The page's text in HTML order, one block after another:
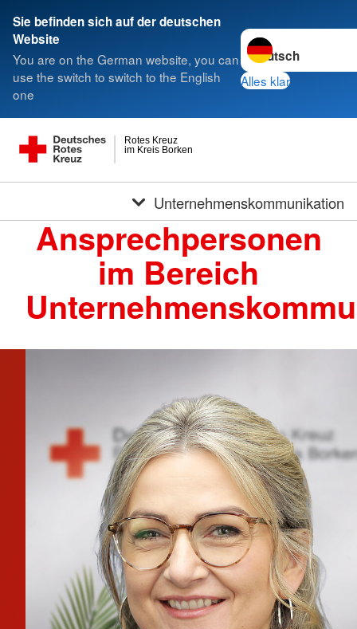
Sie befinden sich auf der deutschen
Website
You are on the German website, you can
use the switch to switch to the English
one
Sprache wechseln
Alles klar
im Kreis Borken
Rotes Kreuz
Unternehmenskommunikation
Ansprechpersonen
im Bereich